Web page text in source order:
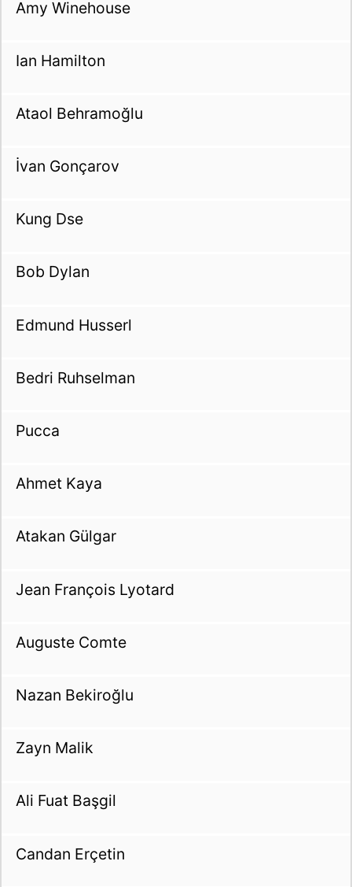
Amy Winehouse
Ian Hamilton
Ataol Behramoğlu
İvan Gonçarov
Kung Dse
Bob Dylan
Edmund Husserl
Bedri Ruhselman
Pucca
Ahmet Kaya
Atakan Gülgar
Jean François Lyotard
Auguste Comte
Nazan Bekiroğlu
Zayn Malik
Ali Fuat Başgil
Candan Erçetin